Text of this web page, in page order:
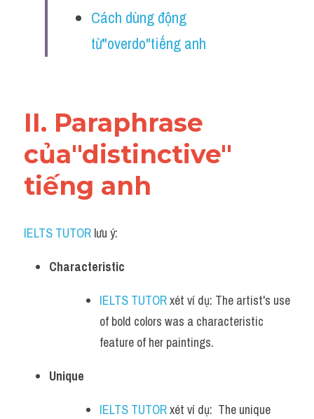
Cách dùng động
từ"overdo"tiếng anh
II. Paraphrase
của"distinctive"
tiếng anh
IELTS TUTOR lưu ý:
Characteristic
IELTS TUTOR xét ví dụ: The artist's use
of bold colors was a characteristic
feature of her paintings.
Unique
IELTS TUTOR xét ví dụ:  The unique